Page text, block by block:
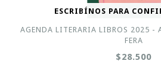
ESCRIBÍNOS PARA
AGENDA LITERARIA LIBROS 2025 -
FERA
$28.500